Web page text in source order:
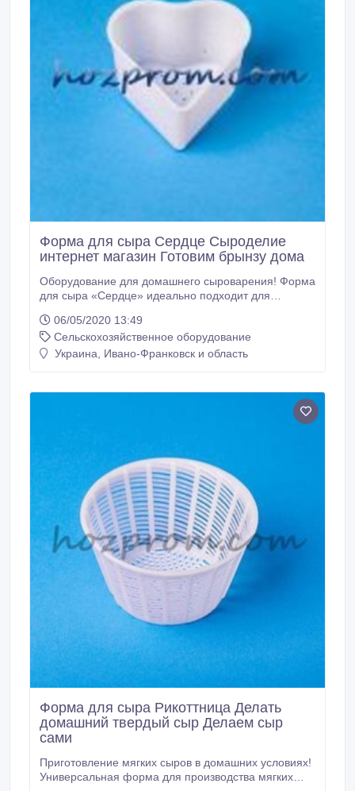
Форма для сыра Сердце Сыроделие
интернет магазин Готовим брынзу дома
Оборудование для домашнего сыроварения! Форма
для сыра «Сердце» идеально подходит для
Производится в Украине из пищевого полиэтилена
низкого давления. Без запаха. Диаметр 100 мм.,
высота 65 мм., ширина 105 мм. Выход продукции 0,
06/05/2020 13:49
Сельскохозяйственное оборудование
Украина, Ивано-Франковск и область
Форма для сыра Рикоттница Делать
домашний твердый сыр Делаем сыр
сами
Приготовление мягких сыров в домашних условиях!
Универсальная форма для производства мягких